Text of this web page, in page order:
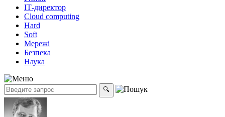
ІТ-директор
Cloud computing
Hard
Soft
Мережі
Безпека
Наука